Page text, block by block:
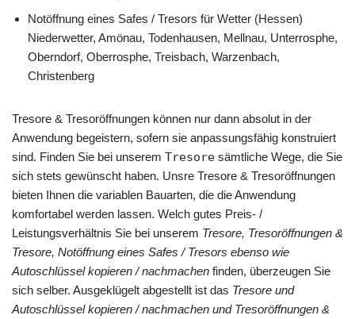
Notöffnung eines Safes / Tresors für Wetter (Hessen)
Niederwetter, Amönau, Todenhausen, Mellnau, Unterrosphe,
Oberndorf, Oberrosphe, Treisbach, Warzenbach,
Christenberg
Tresore & Tresoröffnungen können nur dann absolut in der
Anwendung begeistern, sofern sie anpassungsfähig konstruiert
sind. Finden Sie bei unserem Tresore sämtliche Wege, die Sie
sich stets gewünscht haben. Unsre Tresore & Tresoröffnungen
bieten Ihnen die variablen Bauarten, die die Anwendung
komfortabel werden lassen. Welch gutes Preis- /
Leistungsverhältnis Sie bei unserem Tresore, Tresoröffnungen &
Tresore, Notöffnung eines Safes / Tresors ebenso wie
Autoschlüssel kopieren / nachmachen finden, überzeugen Sie
sich selber. Ausgeklügelt abgestellt ist das Tresore und
Autoschlüssel kopieren / nachmachen und Tresoröffnungen &